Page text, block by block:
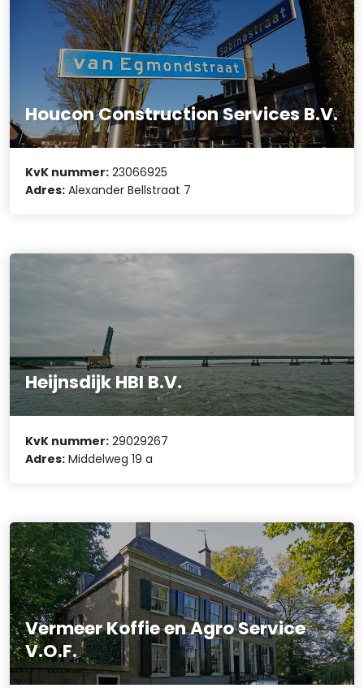
Houcon Construction Services B.V.
KvK nummer: 23066925
Adres: Alexander Bellstraat 7
Heijnsdijk HBI B.V.
KvK nummer: 29029267
Adres: Middelweg 19 a
Vermeer Koffie en Agro Service
V.O.F.